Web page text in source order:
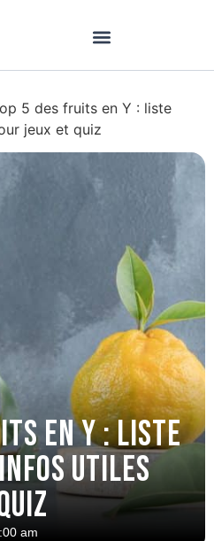
5 des fruits en Y : liste
jeux et quiz
en Y : liste
utiles
am